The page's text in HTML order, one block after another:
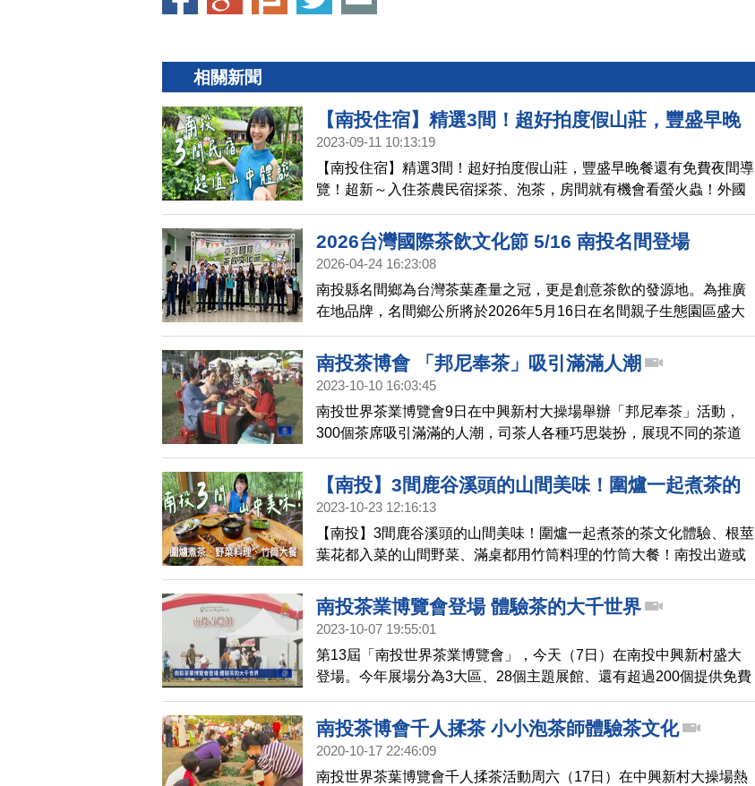
相關新聞
【南投住宿】精選3間！超好拍度假山莊，豐盛早晚
餐還有免費夜間導覽！超新～入住茶農民宿採茶、泡
茶，房間就有機會看螢火蟲！外國人超愛的古風三合
院老宅，隱身竹林卻超級舒適！｜1000步的繽紛台灣
2023-09-11 10:13:19
【南投住宿】精選3間！超好拍度假山莊，豐盛早晚餐還有免費夜間導
覽！超新～入住茶農民宿採茶、泡茶，房間就有機會看螢火蟲！外國
人超愛的古風三合院老宅，隱身竹林卻超級舒適！｜1000步的繽紛台
灣(447)
2026台灣國際茶飲文化節 5/16 南投名間登場
2026-04-24 16:23:08
南投縣名間鄉為台灣茶葉產量之冠，更是創意茶飲的發源地。為推廣
在地品牌，名間鄉公所將於2026年5月16日在名間親子生態園區盛大
舉辦「2026台灣國際茶飲文化節」。
南投茶博會 「邦尼奉茶」吸引滿滿人潮
2023-10-10 16:03:45
南投世界茶業博覽會9日在中興新村大操場舉辦「邦尼奉茶」活動，
300個茶席吸引滿滿的人潮，司茶人各種巧思裝扮，展現不同的茶道
文化，就像是一場茶的嘉年華會。
【南投】3間鹿谷溪頭的山間美味！圍爐一起煮茶的
茶文化體驗、根莖葉花都入菜的山間野菜、滿桌都用
竹筒料理的竹筒大餐！南投出遊或招待外國朋友都超
適合的台灣飲食體驗！｜1000步的繽紛台灣(449)
2023-10-23 12:16:13
【南投】3間鹿谷溪頭的山間美味！圍爐一起煮茶的茶文化體驗、根莖
葉花都入菜的山間野菜、滿桌都用竹筒料理的竹筒大餐！南投出遊或
招待外國朋友都超適合的台灣飲食體驗！｜1000步的繽紛台灣(449)
南投茶業博覽會登場 體驗茶的大千世界
2023-10-07 19:55:01
第13屆「南投世界茶業博覽會」，今天（7日）在南投中興新村盛大
登場。今年展場分為3大區、28個主題展館、還有超過200個提供免費
品茗的展攤，讓民眾來找好茶、喝好茶。
南投茶博會千人揉茶 小小泡茶師體驗茶文化
2020-10-17 22:46:09
​南投世界茶葉博覽會千人揉茶活動周六（17日）在中興新村大操場熱